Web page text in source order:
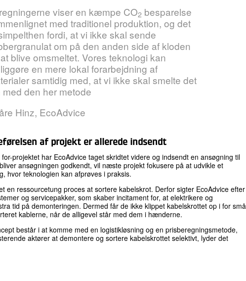
viser en kæmpe CO2 besparelse
med traditionel produktion, og det
fordi, at vi ikke skal sende
om på den anden side af kloden
blive omsmeltet. Vores teknologi kan
en mere lokal forarbejdning af
samtidig med, at vi ikke skal smelte det
med den her metode
Hinz, EcoAdvice
af projekt er allerede indsendt
projektet har EcoAdvice taget skridtet videre og indsendt en ansøgning til
ansøgningen godkendt, vil næste projekt fokusere på at udvikle et
hvor teknologien kan afprøves i praksis.
en ressourcetung proces at sortere kabelskrot. Derfor sigter EcoAdvice efter
og servicepakker, som skaber incitament for, at elektrikere og
tid på demonteringen. Dermed får de ikke klippet kabelskrottet op i for små
kablerne, når de alligevel står med dem i hænderne.
består i at komme med en logistikløsning og en prisberegningsmetode,
aktører at demontere og sortere kabelskrottet selektivt, lyder det